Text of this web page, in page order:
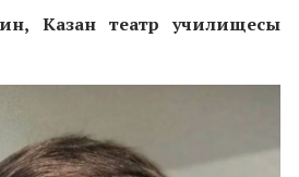
Казан театр училищесы